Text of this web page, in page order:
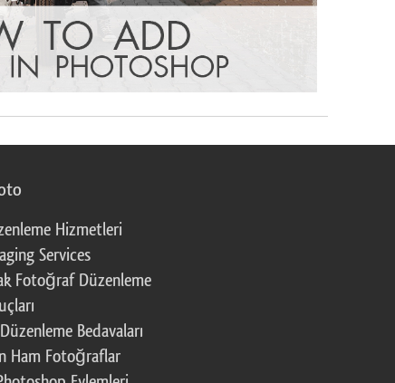
Hizmetleri
Services
Fotoğraf Düzenleme
Bedavaları
Ham Fotoğraflar